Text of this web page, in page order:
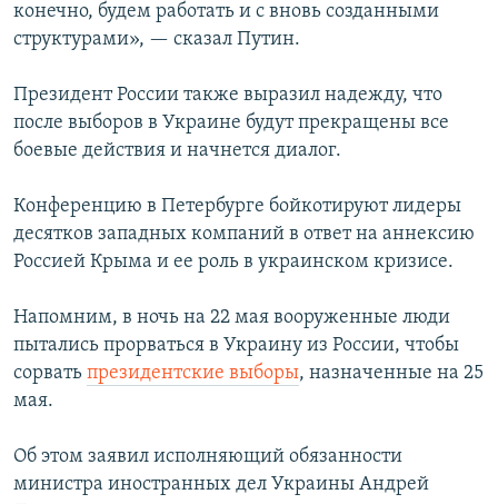
конечно, будем работать и с вновь созданными
структурами», — сказал Путин.
Президент России также выразил надежду, что
после выборов в Украине будут прекращены все
боевые действия и начнется диалог.
Конференцию в Петербурге бойкотируют лидеры
десятков западных компаний в ответ на аннексию
Россией Крыма и ее роль в украинском кризисе.
Напомним, в ночь на 22 мая вооруженные люди
пытались прорваться в Украину из России, чтобы
сорвать президентские выборы, назначенные на 25
мая.
Об этом заявил исполняющий обязанности
министра иностранных дел Украины Андрей